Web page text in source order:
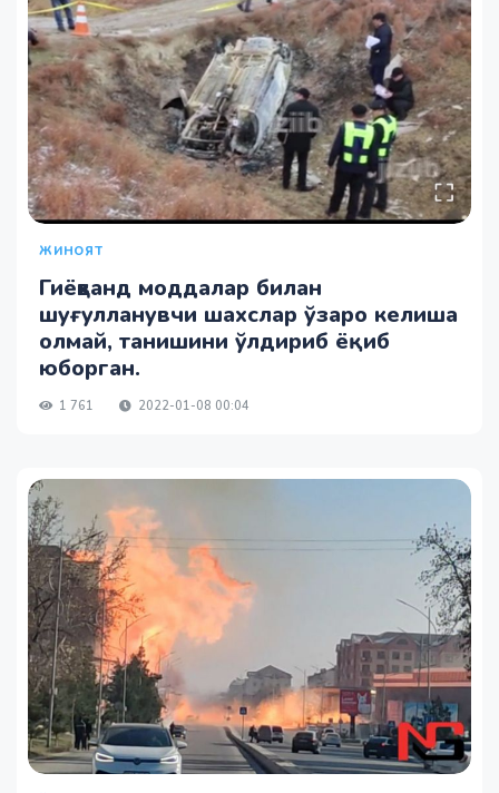
ЖИНОЯТ
Гиёҳванд моддалар билан
шуғулланувчи шахслар ўзаро келиша
олмай, танишини ўлдириб ёқиб
юборган.
1 761 2022-01-08 00:04